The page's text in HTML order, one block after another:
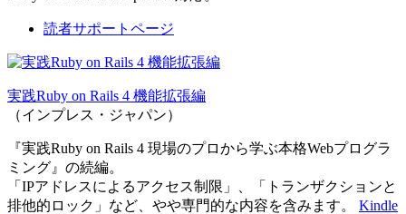
読者サポートページ
実践Ruby on Rails 4 機能拡張編
（インプレス・ジャパン）
『実践Ruby on Rails 4 現場のプロから学ぶ本格Webプログラ
ミング』の続編。
「IPアドレスによるアクセス制限」、「トランザクションと
排他的ロック」など、やや専門的な内容を含みます。 Kindle